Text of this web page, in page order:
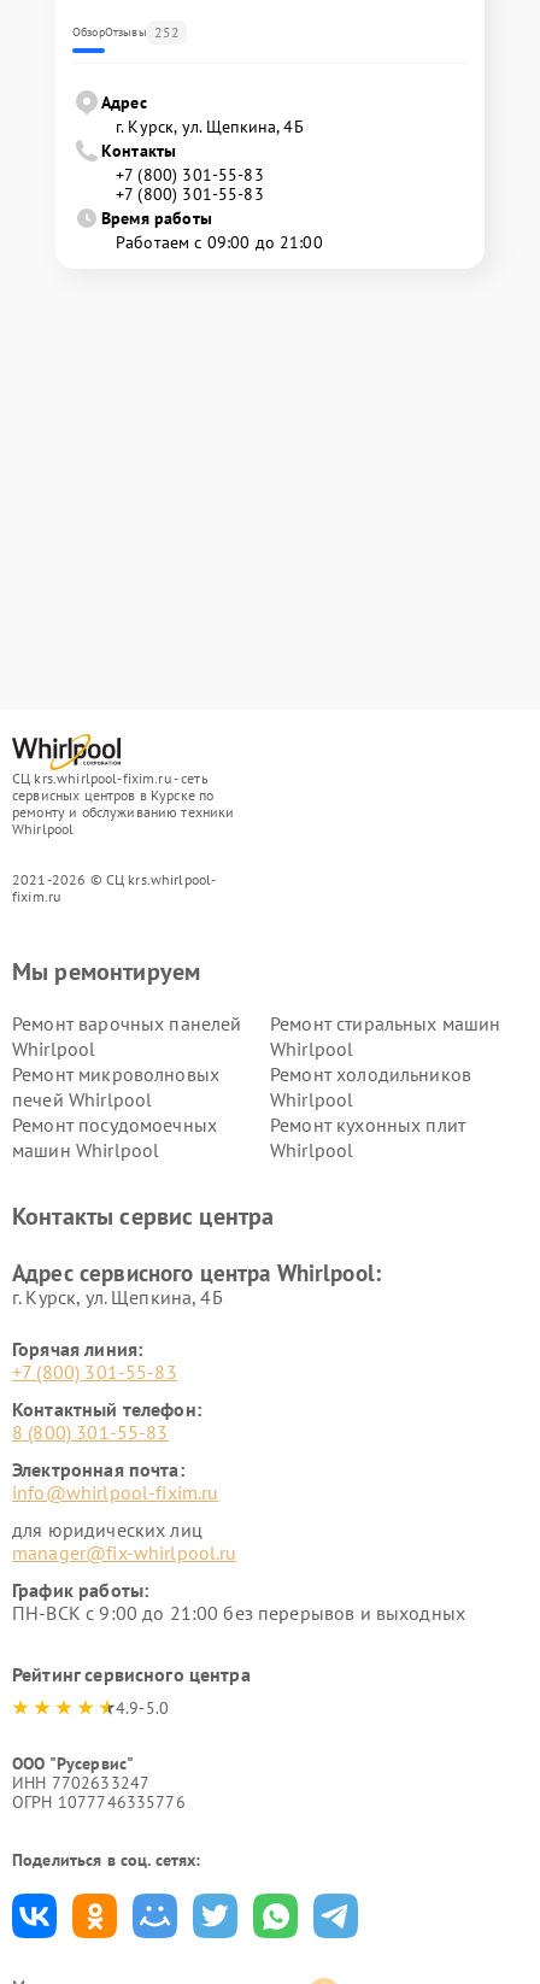
ОбзорОтзывы 252
Адрес
г. Курск, ул. Щепкина, 4Б
Контакты
+7 (800) 301-55-83
+7 (800) 301-55-83
Время работы
Работаем с 09:00 до 21:00
СЦ krs.whirlpool-fixim.ru - сеть
сервисных центров в Курске по
ремонту и обслуживанию техники
Whirlpool
2021-2026 © СЦ krs.whirlpool-
fixim.ru
Мы ремонтируем
Ремонт варочных панелей
Whirlpool
Ремонт стиральных машин
Whirlpool
Ремонт микроволновых
печей Whirlpool
Ремонт холодильников
Whirlpool
Ремонт посудомоечных
машин Whirlpool
Ремонт кухонных плит
Whirlpool
Контакты сервис центра
Адрес сервисного центра Whirlpool:
г. Курск, ул. Щепкина, 4Б
Горячая линия:
+7 (800) 301-55-83
Контактный телефон:
8 (800) 301-55-83
Электронная почта:
info@whirlpool-fixim.ru
для юридических лиц
manager@fix-whirlpool.ru
График работы:
ПН-ВСК с 9:00 до 21:00 без перерывов и выходных
Рейтинг сервисного центра
4.9-5.0
ООО "Русервис"
ИНН 7702633247
ОГРН 1077746335776
Поделиться в соц. сетях: